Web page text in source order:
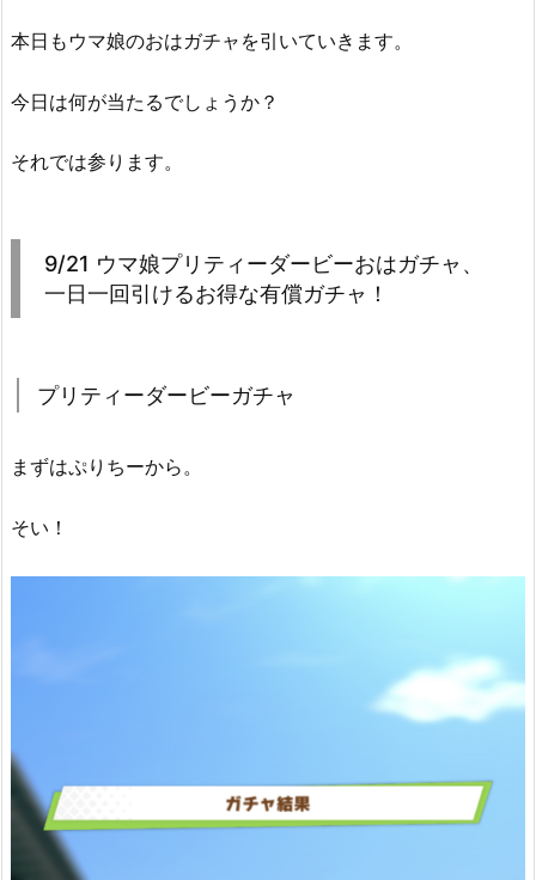
本日もウマ娘のおはガチャを引いていきます。
今日は何が当たるでしょうか？
それでは参ります。
9/21 ウマ娘プリティーダービーおはガチャ、
一日一回引けるお得な有償ガチャ！
プリティーダービーガチャ
まずはぷりちーから。
そい！